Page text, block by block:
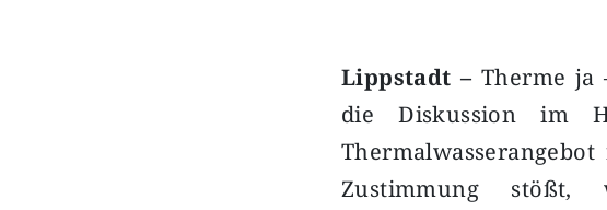
Lippstadt – Therme ja
die Diskussion im
Zustimmung